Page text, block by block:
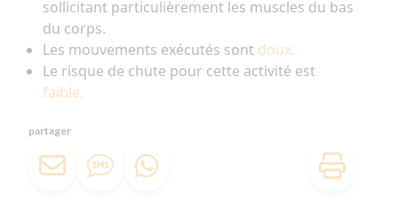
sollicitant particulièrement les muscles du bas
du corps.
Les mouvements exécutés sont doux.
Le risque de chute pour cette activité est
faible.
partager